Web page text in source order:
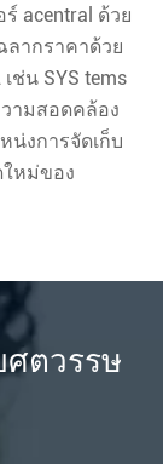
acentral ด้วย
ลากราคาด้วย
ช่น SYS tems
ามสอดคล้อง
งการจัดเก็บ
หม่ของ
ศตวรรษ